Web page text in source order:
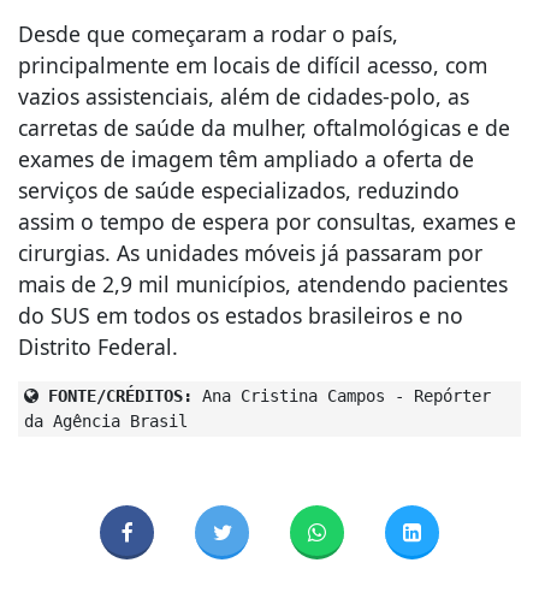
Desde que começaram a rodar o país,
principalmente em locais de difícil acesso, com
vazios assistenciais, além de cidades-polo, as
carretas de saúde da mulher, oftalmológicas e de
exames de imagem têm ampliado a oferta de
serviços de saúde especializados, reduzindo
assim o tempo de espera por consultas, exames e
cirurgias. As unidades móveis já passaram por
mais de 2,9 mil municípios, atendendo pacientes
do SUS em todos os estados brasileiros e no
Distrito Federal.
FONTE/CRÉDITOS:
Ana Cristina Campos - Repórter
da Agência Brasil